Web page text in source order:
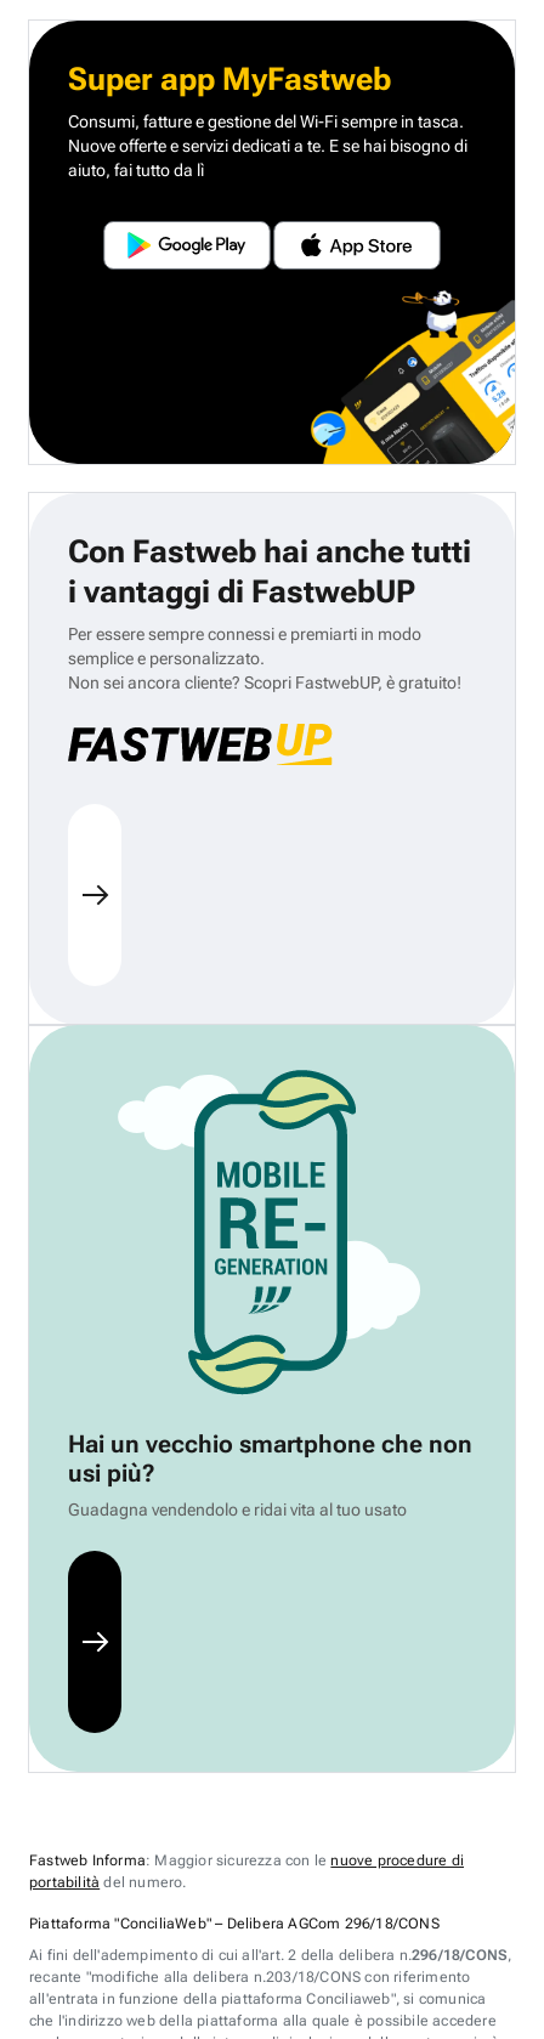
Super app MyFastweb
Consumi, fatture e gestione del Wi-Fi sempre in tasca.
Nuove offerte e servizi dedicati a te. E se hai bisogno di
aiuto, fai tutto da lì
Con Fastweb hai anche tutti
i vantaggi di FastwebUP
Per essere sempre connessi e premiarti in modo
semplice e personalizzato.
Non sei ancora cliente? Scopri FastwebUP, è gratuito!
Hai un vecchio smartphone che non
usi più?
Guadagna vendendolo e ridai vita al tuo usato
Fastweb Informa: Maggior sicurezza con lenuove procedure di
portabilità del numero.
Piattaforma "ConciliaWeb" – Delibera AGCom 296/18/CONS
Ai fini dell'adempimento di cui all'art. 2 della delibera n.296/18/CONS,
recante "modifiche alla delibera n.203/18/CONS con riferimento
all'entrata in funzione della piattaforma Conciliaweb", si comunica
che l'indirizzo web della piattaforma alla quale è possibile accedere